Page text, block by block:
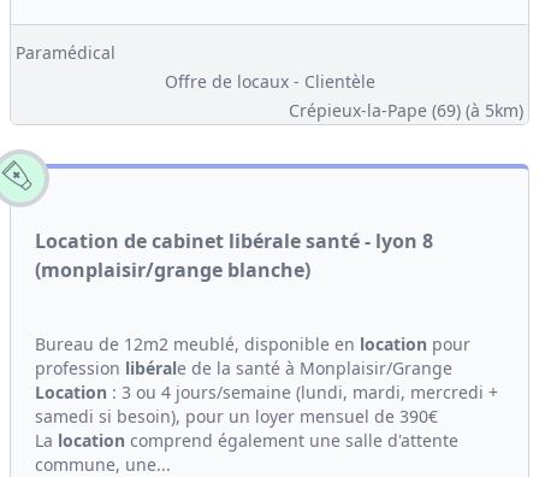
Paramédical
Offre de locaux - Clientèle
Crépieux-la-Pape (69) (à 5km)
Location de cabinet libérale santé - lyon 8
(monplaisir/grange blanche)
Bureau de 12m2 meublé, disponible en location pour
profession libérale de la santé à Monplaisir/Grange
Location : 3 ou 4 jours/semaine (lundi, mardi, mercredi +
samedi si besoin), pour un loyer mensuel de 390€
La location comprend également une salle d'attente
commune, une...